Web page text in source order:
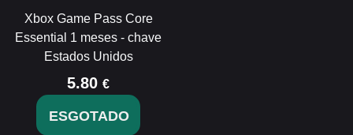
Xbox Game Pass Core
Essential 1 meses - chave
Estados Unidos
5.80 €
ESGOTADO